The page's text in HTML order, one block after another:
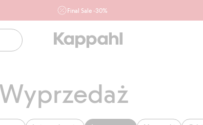
Final Sale -30%
ofertę, również z działu outlet do 10.8 w sklepach Kappahl i
Newbie oraz na kappahl.com. Ofert nie łączymy